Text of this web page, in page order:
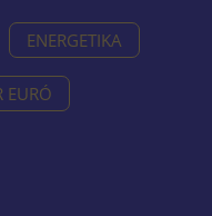
ENERGETIKA
EURÓ